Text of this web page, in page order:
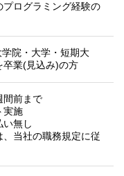
プログラミング経験の
学院・大学・短期大
卒業(見込み)の方
前まで
実施
無し
社の職務規定に従